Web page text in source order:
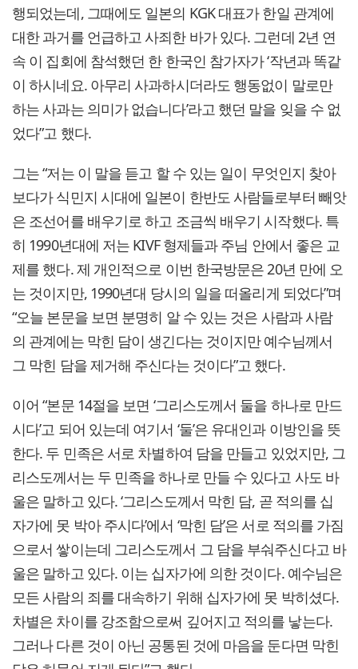
행되었는데, 그때에도 일본의 KGK 대표가 한일 관계에
대한 과거를 언급하고 사죄한 바가 있다. 그런데 2년 연
속 이 집회에 참석했던 한 한국인 참가자가 ‘작년과 똑같
이 하시네요. 아무리 사과하시더라도 행동없이 말로만
하는 사과는 의미가 없습니다’라고 했던 말을 잊을 수 없
었다”고 했다.
그는 “저는 이 말을 듣고 할 수 있는 일이 무엇인지 찾아
보다가 식민지 시대에 일본이 한반도 사람들로부터 빼앗
은 조선어를 배우기로 하고 조금씩 배우기 시작했다. 특
히 1990년대에 저는 KIVF 형제들과 주님 안에서 좋은 교
제를 했다. 제 개인적으로 이번 한국방문은 20년 만에 오
는 것이지만, 1990년대 당시의 일을 떠올리게 되었다”며
“오늘 본문을 보면 분명히 알 수 있는 것은 사람과 사람
의 관계에는 막힌 담이 생긴다는 것이지만 예수님께서
그 막힌 담을 제거해 주신다는 것이다”고 했다.
이어 “본문 14절을 보면 ‘그리스도께서 둘을 하나로 만드
시다’고 되어 있는데 여기서 ‘둘’은 유대인과 이방인을 뜻
한다. 두 민족은 서로 차별하여 담을 만들고 있었지만, 그
리스도께서는 두 민족을 하나로 만들 수 있다고 사도 바
울은 말하고 있다. ‘그리스도께서 막힌 담, 곧 적의를 십
자가에 못 박아 주시다’에서 ‘막힌 담’은 서로 적의를 가짐
으로서 쌓이는데 그리스도께서 그 담을 부숴주신다고 바
울은 말하고 있다. 이는 십자가에 의한 것이다. 예수님은
모든 사람의 죄를 대속하기 위해 십자가에 못 박히셨다.
차별은 차이를 강조함으로써 깊어지고 적의를 낳는다.
그러나 다른 것이 아닌 공통된 것에 마음을 둔다면 막힌